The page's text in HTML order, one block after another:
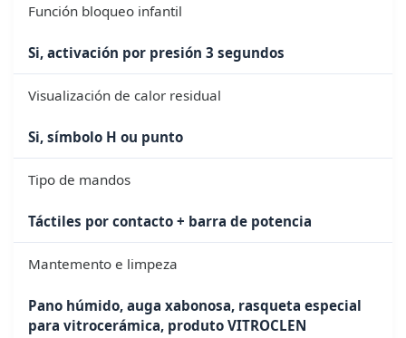
Función bloqueo infantil
Si, activación por presión 3 segundos
Visualización de calor residual
Si, símbolo H ou punto
Tipo de mandos
Táctiles por contacto + barra de potencia
Mantemento e limpeza
Pano húmido, auga xabonosa, rasqueta especial
para vitrocerámica, produto VITROCLEN